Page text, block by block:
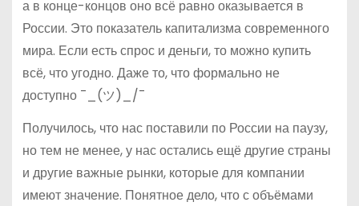
а в конце-концов оно всё равно оказывается в
России. Это показатель капитализма современного
мира. Если есть спрос и деньги, то можно купить
всё, что угодно. Даже то, что формально не
доступно ¯_(ツ)_/¯
Получилось, что нас поставили по России на паузу,
но тем не менее, у нас остались ещё другие страны
и другие важные рынки, которые для компании
имеют значение. Понятное дело, что с объёмами